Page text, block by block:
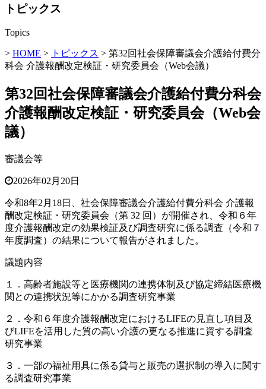
トピックス
Topics
> HOME > トピックス > 第32回社会保障審議会介護給付費分
科会 介護報酬改定検証・研究委員会（Web会議）
第32回社会保障審議会介護給付費分科会
介護報酬改定検証・研究委員会（Web会
議）
審議会等
2026年02月20日
令和8年2月18日、社会保障審議会介護給付費分科会 介護報
酬改定検証・研究委員会（第 32 回）が開催され、令和６年
度介護報酬改定の効果検証及び調査研究に係る調査（令和７
年度調査）の結果について報告がされました。
議題内容
１．高齢者施設等と医療機関の連携体制及び協定締結医療機
関との連携状況等にかかる調査研究事業
２．令和６年度介護報酬改定におけるLIFEの見直し項目及
びLIFEを活用した質の高い介護の更なる推進に資する調査
研究事業
３．一部の福祉用具に係る貸与と販売の選択制の導入に関す
る調査研究事業